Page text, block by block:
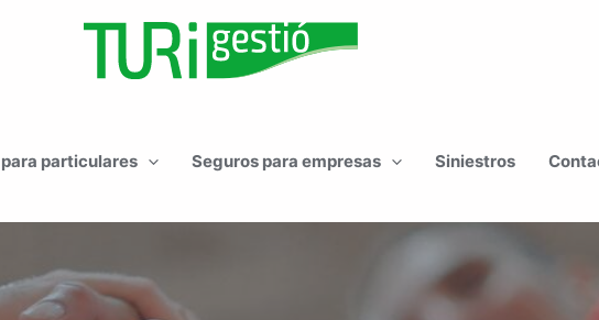
particulares Seguros para empresas Siniestros